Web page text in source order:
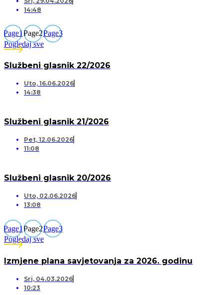
14:48
Page1Page2Page3
Pogledaj sve
Službeni glasnik 22/2026
Uto, 16.06.2026
14:38
Službeni glasnik 21/2026
Pet, 12.06.2026
11:08
Službeni glasnik 20/2026
Uto, 02.06.2026
13:08
Page1Page2Page3
Pogledaj sve
Izmjene plana savjetovanja za 2026. godinu
Sri, 04.03.2026
10:23